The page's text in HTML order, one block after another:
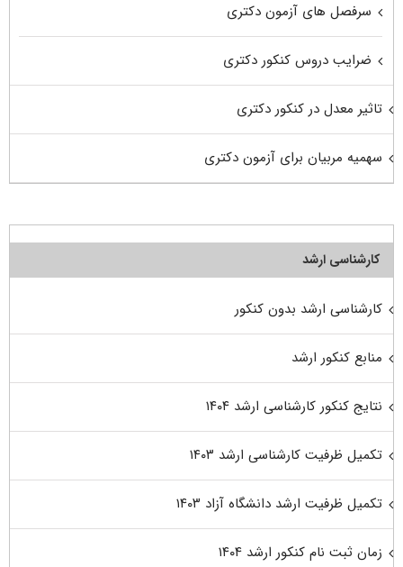
سرفصل های آزمون دکتری
ضرایب دروس کنکور دکتری
تاثیر معدل در کنکور دکتری
سهمیه مربیان برای آزمون دکتری
کارشناسی ارشد
کارشناسی ارشد بدون کنکور
منابع کنکور ارشد
نتایج کنکور کارشناسی ارشد ۱۴۰۴
تکمیل ظرفیت کارشناسی ارشد ۱۴۰۳
تکمیل ظرفیت ارشد دانشگاه آزاد ۱۴۰۳
زمان ثبت نام کنکور ارشد ۱۴۰۴